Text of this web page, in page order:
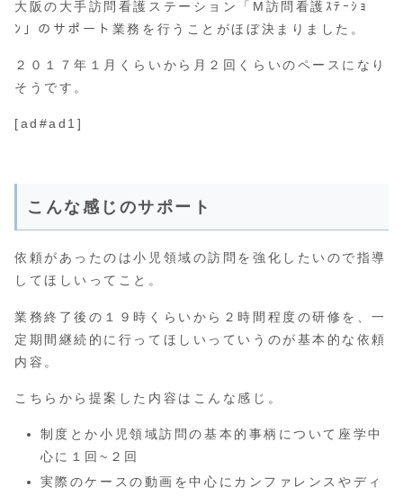
大阪の大手訪問看護ステーション「M訪問看護ｽﾃｰｼｮ
ﾝ」のサポート業務を行うことがほぼ決まりました。
２０１７年１月くらいから月２回くらいのペースになり
そうです。
[ad#ad1]
こんな感じのサポート
依頼があったのは小児領域の訪問を強化したいので指導
してほしいってこと。
業務終了後の１９時くらいから２時間程度の研修を、一
定期間継続的に行ってほしいっていうのが基本的な依頼
内容。
こちらから提案した内容はこんな感じ。
制度とか小児領域訪問の基本的事柄について座学中
心に１回~２回
実際のケースの動画を中心にカンファレンスやディ